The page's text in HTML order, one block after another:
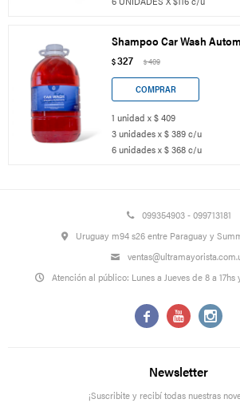
Shampoo Car Wash
$327 $409
1 unidad x $ 409
3 unidades x $ 389 c/u
6 unidades x $ 368 c/u
099354903 - 099713181
Uruguay m94 s26 entre Paraguay y
Atención al público: Lunes a Jueves de 8 a 17hs
  
Newsletter
¡Suscribite y recibí todas nuestras